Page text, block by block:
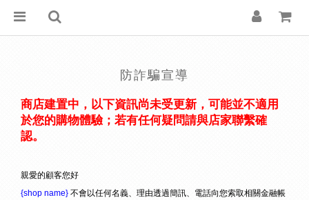
防詐騙宣導
商店建置中，以下資訊尚未受更新，可能並不適用
於您的購物體驗；若有任何疑問請與店家聯繫確
認。
親愛的顧客您好
{shop name} 不會以任何名義、理由透過簡訊、電話向您索取相關金融帳